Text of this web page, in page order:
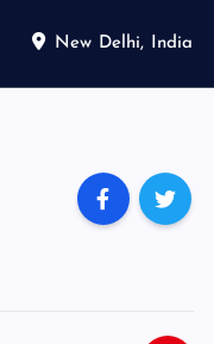
New Delhi, India